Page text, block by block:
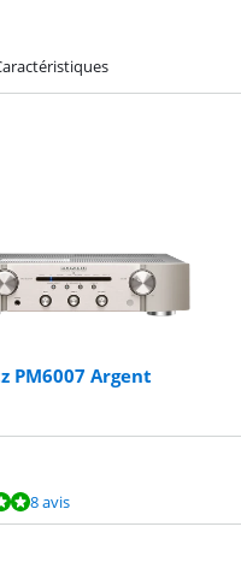
PM6007 Argent
8 avis